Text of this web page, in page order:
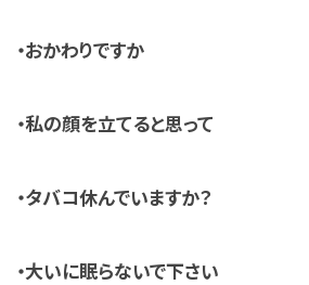
・おかわりですか
・私の顔を立てると思って
・タバコ休んでいますか？
・大いに眠らないで下さい